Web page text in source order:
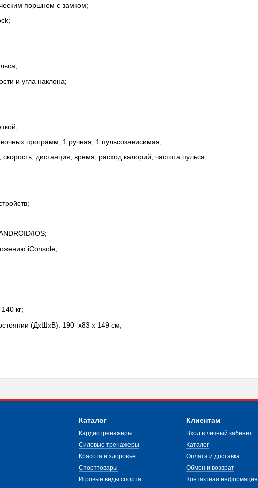
поршнем с замком;
и угла наклона;
программ, 1 ручная, 1 пульсозависимая;
дистанция, время, расход калорий, частота пульса;
IOS;
iConsole;
кг;
(ДхШхВ): 190 х83 х 149 см;
Каталог
Кардиотренажеры
Силовые тренажеры
Красота и здоровье
Спорттовары
Игровые виды спорта
Клиентам
Вход в личный кабинет
Каталог
Оплата и доставка
Обмен и возврат
Контактная информация